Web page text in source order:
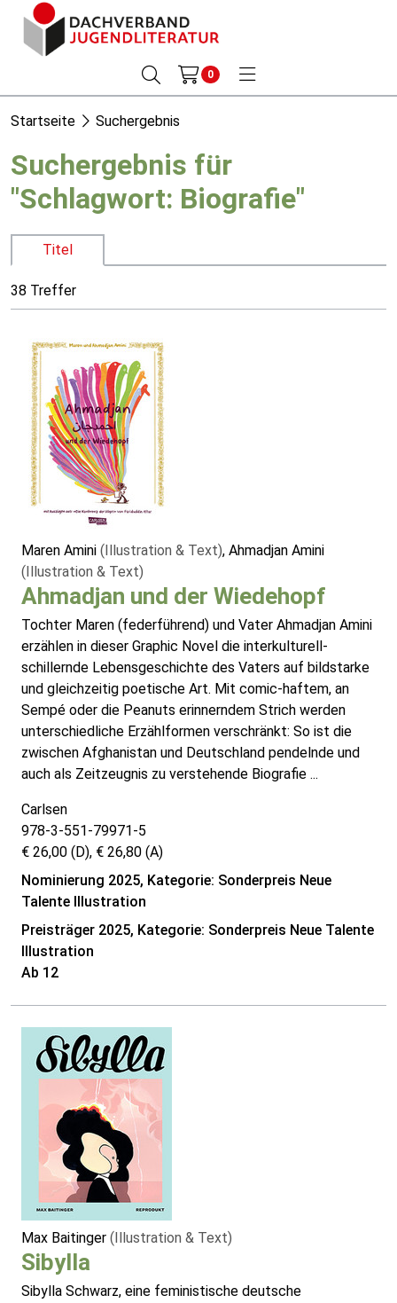
0
Startseite Suchergebnis
Suchergebnis für
"Schlagwort: Biografie"
Titel
38 Treffer
Maren Amini (Illustration & Text), Ahmadjan Amini
(Illustration & Text)
Ahmadjan und der Wiedehopf
Tochter Maren (federführend) und Vater Ahmadjan Amini
erzählen in dieser Graphic Novel die interkulturell-
schillernde Lebensgeschichte des Vaters auf bildstarke
und gleichzeitig poetische Art. Mit comic-haftem, an
Sempé oder die Peanuts erinnerndem Strich werden
unterschiedliche Erzählformen verschränkt: So ist die
zwischen Afghanistan und Deutschland pendelnde und
auch als Zeitzeugnis zu verstehende Biografie ...
Carlsen
978-3-551-79971-5
€ 26,00 (D), € 26,80 (A)
Nominierung 2025, Kategorie: Sonderpreis Neue
Talente Illustration
Preisträger 2025, Kategorie: Sonderpreis Neue Talente
Illustration
Ab 12
Max Baitinger (Illustration & Text)
Sibylla
Sibylla Schwarz, eine feministische deutsche